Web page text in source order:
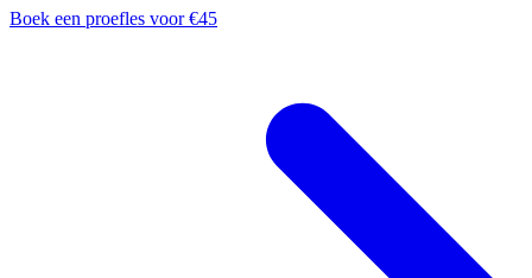
Boek een proefles voor €45